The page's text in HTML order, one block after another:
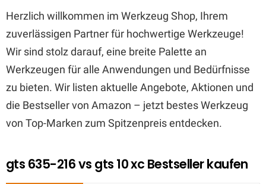
Herzlich willkommen im Werkzeug Shop, Ihrem
zuverlässigen Partner für hochwertige Werkzeuge!
Wir sind stolz darauf, eine breite Palette an
Werkzeugen für alle Anwendungen und Bedürfnisse
zu bieten. Wir listen aktuelle Angebote, Aktionen und
die Bestseller von Amazon – jetzt bestes Werkzeug
von Top-Marken zum Spitzenpreis entdecken.
gts 635-216 vs gts 10 xc Bestseller kaufen